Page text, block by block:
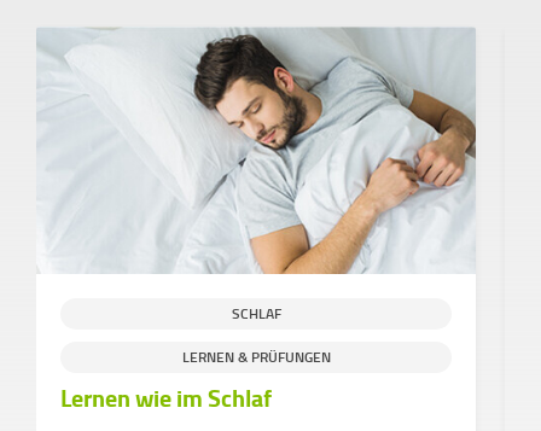
SCHLAF
LERNEN & PRÜFUNGEN
Lernen wie im Schlaf